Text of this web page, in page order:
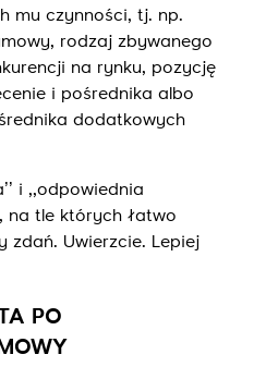
mu czynności, tj. np.
rodzaj zbywanego
na rynku, pozycję
i pośrednika albo
dodatkowych
i ,,odpowiednia
na tle których łatwo
zdań. Uwierzcie. Lepiej
PO